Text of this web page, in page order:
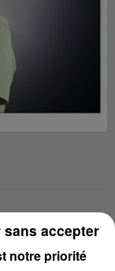
notre priorité
accepter